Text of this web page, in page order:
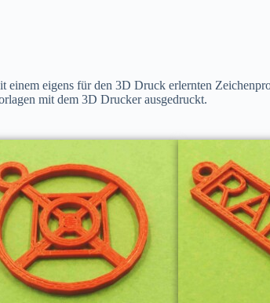
eigens für den 3D Druck erlernten
mit dem 3D Drucker ausgedruckt.